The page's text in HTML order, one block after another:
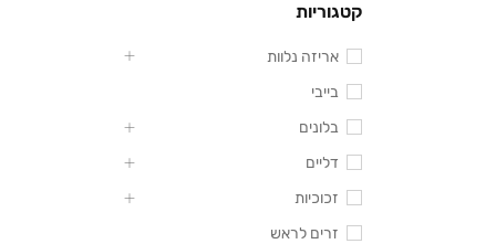
קטגוריות
אריזה נלוות
בייבי
בלונים
דליים
זכוכיות
זרים לראש